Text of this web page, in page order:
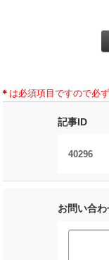
＊ は必須項目ですので必
記事ID
40296
お問い合